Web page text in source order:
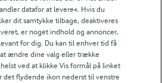
rapporter for Jörd
rapporter for Lurpak PB
datafor at levere«. Hvis du
dit samtykke tilbage, deaktiveres
er noget indhold og annoncer,
for dig. Du kan til enhver tid få
ændre dine valg eller trække
ved at klikke Vis formål på linket
det flydende ikon nederst til venstre